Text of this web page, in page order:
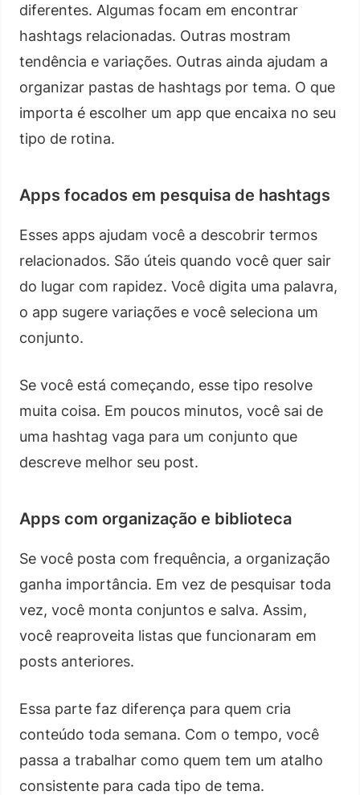
diferentes. Algumas focam em encontrar
hashtags relacionadas. Outras mostram
tendência e variações. Outras ainda ajudam a
organizar pastas de hashtags por tema. O que
importa é escolher um app que encaixa no seu
tipo de rotina.
Apps focados em pesquisa de hashtags
Esses apps ajudam você a descobrir termos
relacionados. São úteis quando você quer sair
do lugar com rapidez. Você digita uma palavra,
o app sugere variações e você seleciona um
conjunto.
Se você está começando, esse tipo resolve
muita coisa. Em poucos minutos, você sai de
uma hashtag vaga para um conjunto que
descreve melhor seu post.
Apps com organização e biblioteca
Se você posta com frequência, a organização
ganha importância. Em vez de pesquisar toda
vez, você monta conjuntos e salva. Assim,
você reaproveita listas que funcionaram em
posts anteriores.
Essa parte faz diferença para quem cria
conteúdo toda semana. Com o tempo, você
passa a trabalhar como quem tem um atalho
consistente para cada tipo de tema.